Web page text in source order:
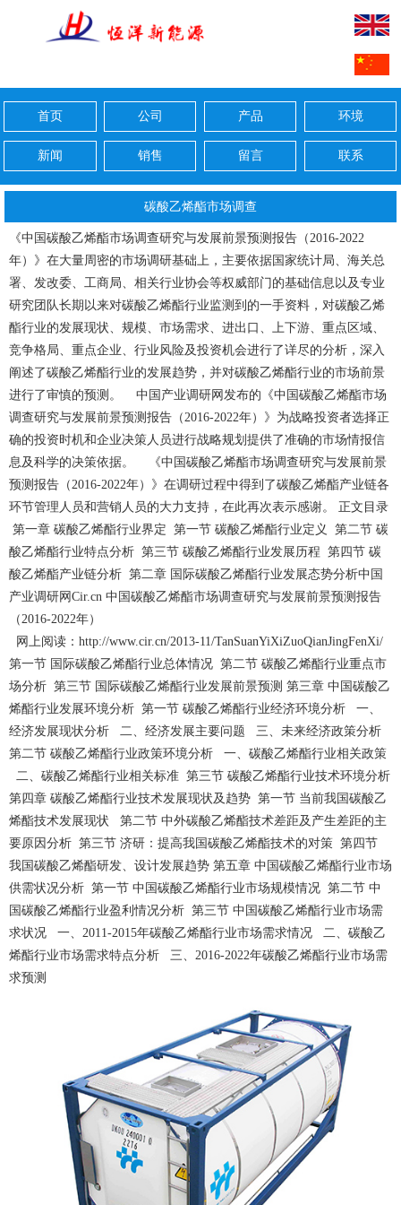
首页 公司 产品 环境
新闻 销售 留言 联系
碳酸乙烯酯市场调查
《中国碳酸乙烯酯市场调查研究与发展前景预测报告（2016-2022
年）》在大量周密的市场调研基础上，主要依据国家统计局、海关总
署、发改委、工商局、相关行业协会等权威部门的基础信息以及专业
研究团队长期以来对碳酸乙烯酯行业监测到的一手资料，对碳酸乙烯
酯行业的发展现状、规模、市场需求、进出口、上下游、重点区域、
竞争格局、重点企业、行业风险及投资机会进行了详尽的分析，深入
阐述了碳酸乙烯酯行业的发展趋势，并对碳酸乙烯酯行业的市场前景
进行了审慎的预测。 中国产业调研网发布的《中国碳酸乙烯酯市场
调查研究与发展前景预测报告（2016-2022年）》为战略投资者选择正
确的投资时机和企业决策人员进行战略规划提供了准确的市场情报信
息及科学的决策依据。 《中国碳酸乙烯酯市场调查研究与发展前景
预测报告（2016-2022年）》在调研过程中得到了碳酸乙烯酯产业链各
环节管理人员和营销人员的大力支持，在此再次表示感谢。 正文目录
第一章 碳酸乙烯酯行业界定 第一节 碳酸乙烯酯行业定义 第二节 碳
酸乙烯酯行业特点分析 第三节 碳酸乙烯酯行业发展历程 第四节 碳
酸乙烯酯产业链分析 第二章 国际碳酸乙烯酯行业发展态势分析中国
产业调研网Cir.cn 中国碳酸乙烯酯市场调查研究与发展前景预测报告
（2016-2022年）
网上阅读：http://www.cir.cn/2013-11/TanSuanYiXiZuoQianJingFenXi/
第一节 国际碳酸乙烯酯行业总体情况 第二节 碳酸乙烯酯行业重点市
场分析 第三节 国际碳酸乙烯酯行业发展前景预测 第三章 中国碳酸乙
烯酯行业发展环境分析 第一节 碳酸乙烯酯行业经济环境分析 一、
经济发展现状分析 二、经济发展主要问题 三、未来经济政策分析
第二节 碳酸乙烯酯行业政策环境分析 一、碳酸乙烯酯行业相关政策
二、碳酸乙烯酯行业相关标准 第三节 碳酸乙烯酯行业技术环境分析
第四章 碳酸乙烯酯行业技术发展现状及趋势 第一节 当前我国碳酸乙
烯酯技术发展现状 第二节 中外碳酸乙烯酯技术差距及产生差距的主
要原因分析 第三节 济研：提高我国碳酸乙烯酯技术的对策 第四节
我国碳酸乙烯酯研发、设计发展趋势 第五章 中国碳酸乙烯酯行业市场
供需状况分析 第一节 中国碳酸乙烯酯行业市场规模情况 第二节 中
国碳酸乙烯酯行业盈利情况分析 第三节 中国碳酸乙烯酯行业市场需
求状况 一、2011-2015年碳酸乙烯酯行业市场需求情况 二、碳酸乙
烯酯行业市场需求特点分析 三、2016-2022年碳酸乙烯酯行业市场需
求预测